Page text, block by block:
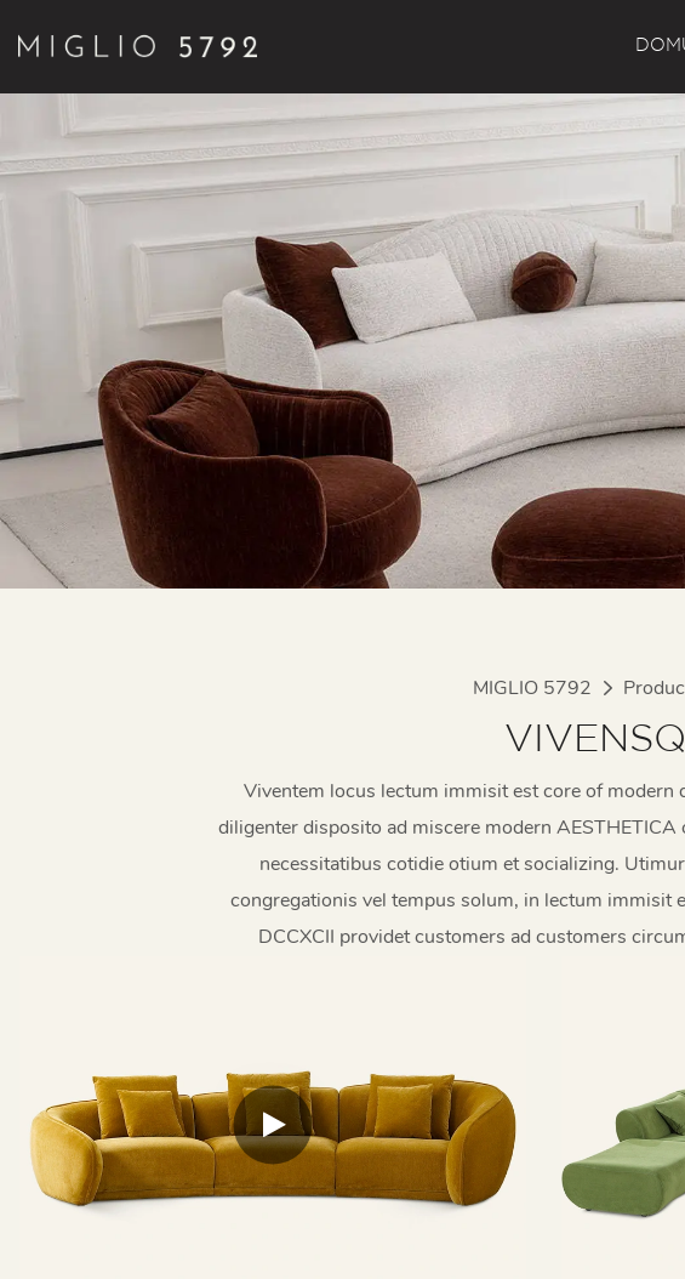
MIGLIO 5792
Viventem locus lectum immisit est core of
diligenter disposito ad miscere modern
necessitatibus cotidie otium et socializing.
congregationis vel tempus solum, in lectum immisit
DCCXCII providet customers ad customers